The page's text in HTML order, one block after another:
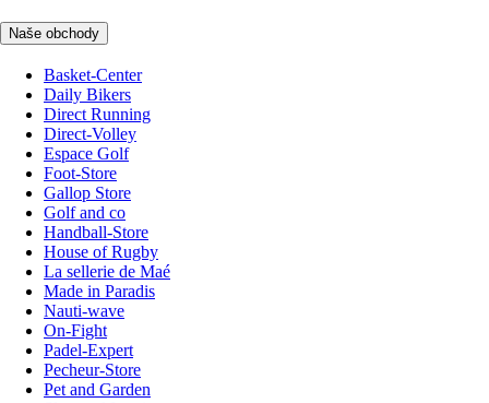
Naše obchody
Basket-Center
Daily Bikers
Direct Running
Direct-Volley
Espace Golf
Foot-Store
Gallop Store
Golf and co
Handball-Store
House of Rugby
La sellerie de Maé
Made in Paradis
Nauti-wave
On-Fight
Padel-Expert
Pecheur-Store
Pet and Garden